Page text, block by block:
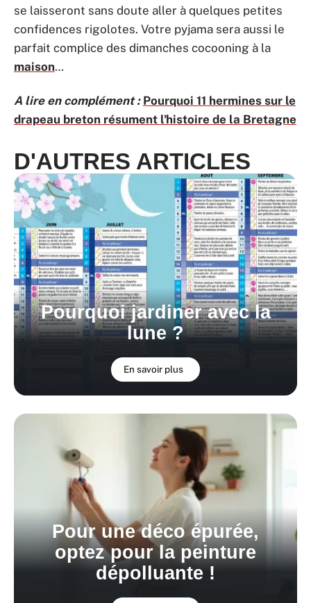
se laisseront sans doute aller à quelques petites
confidences rigolotes. Votre pyjama sera aussi le
parfait complice des dimanches cocooning à la
maison…
A lire en complément : Pourquoi 11 hermines sur le
drapeau breton résument l'histoire de la Bretagne
D'AUTRES ARTICLES
Pourquoi jardiner avec la
lune ?
En savoir plus
Pour une déco épurée,
optez pour la peinture
dépolluante !